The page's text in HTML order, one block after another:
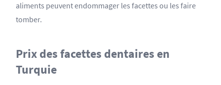
aliments peuvent endommager les facettes ou les faire
tomber.
Prix des facettes dentaires en
Turquie